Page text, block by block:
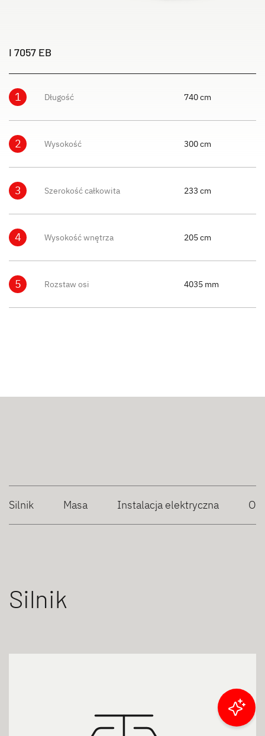
I 7057 EB
1 Długość 740 cm
2 Wysokość 300 cm
3 Szerokość całkowita 233 cm
4 Wysokość wnętrza 205 cm
5 Rozstaw osi 4035 mm
Silnik Masa Instalacja elektryczna
Silnik